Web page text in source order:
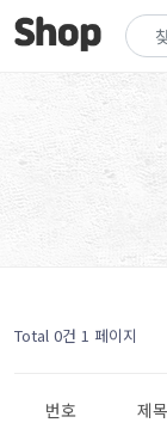
Total 0건 1 페이지
번호 제목